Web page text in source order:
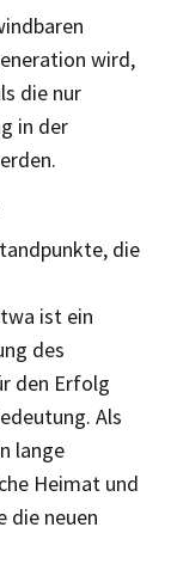
wird,
die nur
in der
die
ist ein
des
den Erfolg
Als
lange
Heimat und
die neuen